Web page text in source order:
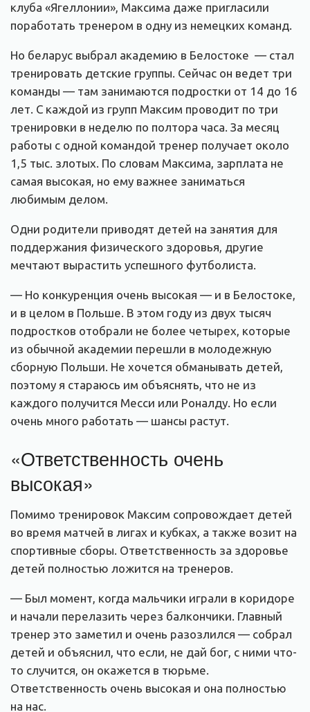
клуба «Ягеллонии», Максима даже пригласили
поработать тренером в одну из немецких команд.
Но беларус выбрал академию в Белостоке — стал
тренировать детские группы. Сейчас он ведет три
команды — там занимаются подростки от 14 до 16
лет. С каждой из групп Максим проводит по три
тренировки в неделю по полтора часа. За месяц
работы с одной командой тренер получает около
1,5 тыс. злотых. По словам Максима, зарплата не
самая высокая, но ему важнее заниматься
любимым делом.
Одни родители приводят детей на занятия для
поддержания физического здоровья, другие
мечтают вырастить успешного футболиста.
— Но конкуренция очень высокая — и в Белостоке,
и в целом в Польше. В этом году из двух тысяч
подростков отобрали не более четырех, которые
из обычной академии перешли в молодежную
сборную Польши. Не хочется обманывать детей,
поэтому я стараюсь им объяснять, что не из
каждого получится Месси или Роналду. Но если
очень много работать — шансы растут.
«Ответственность очень
высокая»
Помимо тренировок Максим сопровождает детей
во время матчей в лигах и кубках, а также возит на
спортивные сборы. Ответственность за здоровье
детей полностью ложится на тренеров.
— Был момент, когда мальчики играли в коридоре
и начали перелазить через балкончики. Главный
тренер это заметил и очень разозлился — собрал
детей и объяснил, что если, не дай бог, с ними что-
то случится, он окажется в тюрьме.
Ответственность очень высокая и она полностью
на нас.